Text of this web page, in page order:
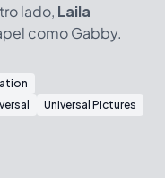
lado, Laila
como Gabby.
Universal Pictures